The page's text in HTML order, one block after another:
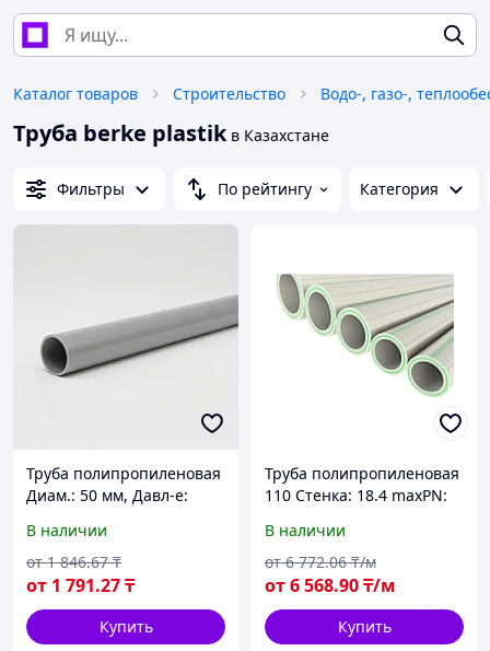
Каталог товаров Строительство Водо-, газо-,
Труба berke plastikв Казахстане
Фильтры По рейтингу Категория
Труба полипропиленовая
Диам.: 50 мм, Давл-е:
стекловолокно
В наличии
от 1 791.27₸
от 1 846.67 ₸
Купить
Труба полипропиленовая
110 Стенка: 18.4 maxPN:
В наличии
от6 568.90₸/м
от 6 772.06 ₸/м
Купить